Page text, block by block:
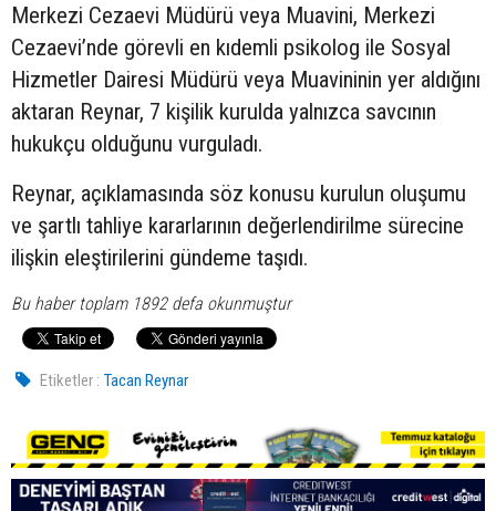
Merkezi Cezaevi Müdürü veya Muavini, Merkezi
Cezaevi’nde görevli en kıdemli psikolog ile Sosyal
Hizmetler Dairesi Müdürü veya Muavininin yer aldığını
aktaran Reynar, 7 kişilik kurulda yalnızca savcının
hukukçu olduğunu vurguladı.
Reynar, açıklamasında söz konusu kurulun oluşumu
ve şartlı tahliye kararlarının değerlendirilme sürecine
ilişkin eleştirilerini gündeme taşıdı.
Bu haber toplam 1892 defa okunmuştur
Etiketler : Tacan Reynar